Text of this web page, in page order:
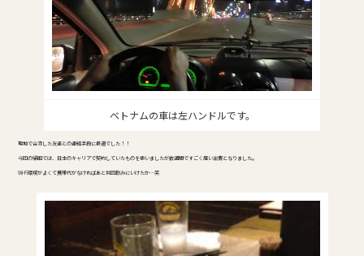
ベトナムの車は左ハンドルです。
現地で合流した友達との連絡手段に最適でした！！
今回の帰国では、日本のキャリアで契約していたものを使いましたが数週間ですごく痛い出費となりました。
Wi-Fi環境がよくて携帯代がなければあと何回飲みにいけたか…笑